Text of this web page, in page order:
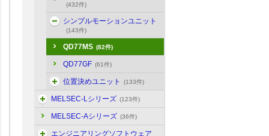
(432件)
シンプルモーションユニット
(143件)
QD77MS (82件)
QD77GF (61件)
位置決めユニット (133件)
MELSEC-Lシリーズ (123件)
MELSEC-Aシリーズ (36件)
エンジニアリングソフトウェア